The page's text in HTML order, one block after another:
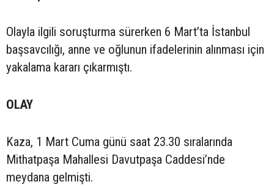
Olayla ilgili soruşturma sürerken 6 Mart’ta İstanbul
başsavcılığı, anne ve oğlunun ifadelerinin alınması için
yakalama kararı çıkarmıştı.
OLAY
Kaza, 1 Mart Cuma günü saat 23.30 sıralarında
Mithatpaşa Mahallesi Davutpaşa Caddesi’nde
meydana gelmişti.